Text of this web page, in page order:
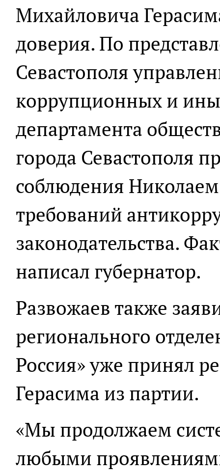
Михайловича
доверия. По
Севастополя
коррупционных и
департамента
города Севастополя
соблюдения
требований
законодательства.
написал губернатор.
Развожаев также
регионального
Россия» уже принял
Герасима из партии.
«Мы продолжаем
любыми